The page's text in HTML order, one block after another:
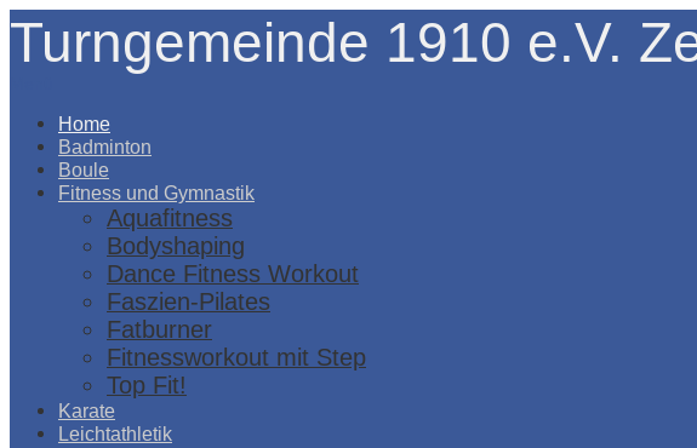
Turngemeinde 1910 e.V.
Home
Badminton
Boule
Fitness und Gymnastik
Aquafitness
Bodyshaping
Dance Fitness Workout
Faszien-Pilates
Fatburner
Fitnessworkout mit Step
Top Fit!
Karate
Leichtathletik